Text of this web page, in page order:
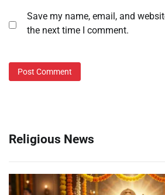
Save my name, email, and
the next time I comment.
Religious News